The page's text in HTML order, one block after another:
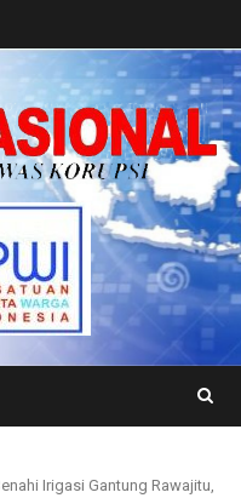
Irigasi Gantung Rawajitu,